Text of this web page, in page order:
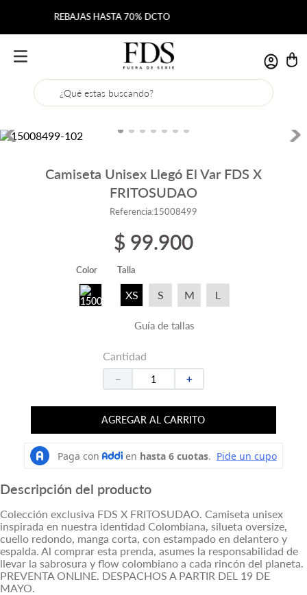
Envío gratis desde $200.000
¿Qué estas buscando?
Camiseta Unisex Llegó El Var FDS X
FRITOSUDAO
Referencia:15008499
$ 99.900
Color Talla
XS S M L
Guía de tallas
Cantidad
＋
－
AGREGAR AL CARRITO
Descripción del producto
Colección exclusiva FDS X FRITOSUDAO. Camiseta unisex
inspirada en nuestra identidad Colombiana, silueta oversize,
cuello redondo, manga corta, con estampado en delantero y
espalda. Al comprar esta prenda, asumes la responsabilidad de
llevar la sabrosura y flow colombiano a cada rincón del planeta.
PREVENTA ONLINE. DESPACHOS A PARTIR DEL 19 DE
MAYO.